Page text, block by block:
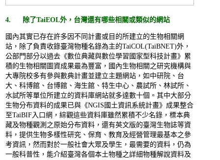
4. 除了TaiEOL外，台灣還有哪些相關或類似的網站
國內其實已存在許多因不同計畫或目的所建立的生物相關網
站，除了負責收錄臺灣物種名錄為主的TaiCOL(TaiBNET)外，
公部門部分以過去《數位典藏與數位學習國家型科技計畫》累
積的生物相關圖資成果最為豐富，國內生物相關之研究機構與
大專院校多有參與數典計畫並建立主題網站，如中研院、台
大、科博館、台博館、海生館、特生中心、農試所、林試所、
水試所等單位所建立的資料庫網站就多達數十個。其中大部分
生物分布資料的成果已與《NGIS國土資訊系統計畫》成果整合
至TaiBIF入口網，綜觀這些資料庫雖然累積不少名錄，標本典
藏及物種觀測之原始分布資料，還有英文版的臺灣生物誌等資
料，提供生物多樣性研究、保育、教育及經營管理最基本之參
考資訊，然而對於一般社會大眾及學生，最需要的資料，仍為
一般科普性，能介紹臺灣各個本土物種之詳細物種解說資料及